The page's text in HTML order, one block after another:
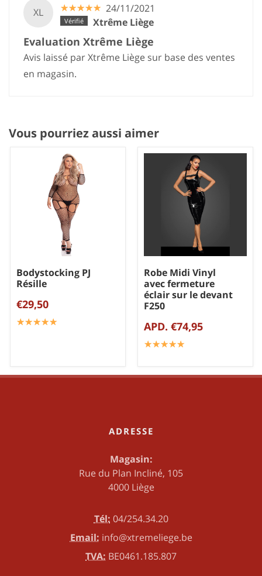
XL ☆☆☆☆☆
★★★★★ 24/11/2021
Xtrême Liège
Evaluation Xtrême Liège
Avis laissé par Xtrême Liège sur base des ventes
en magasin.
Vous pourriez aussi aimer
Bodystocking PJ
Résille
€29,50
☆☆☆☆☆
★★★★★
Robe Midi Vinyl
avec fermeture
éclair sur le devant
F250
APD. €74,95
☆☆☆☆☆
★★★★★
ADRESSE
Magasin:
Rue du Plan Incliné, 105
4000 Liège
Tél: 04/254.34.20
Email: info@xtremeliege.be
TVA: BE0461.185.807